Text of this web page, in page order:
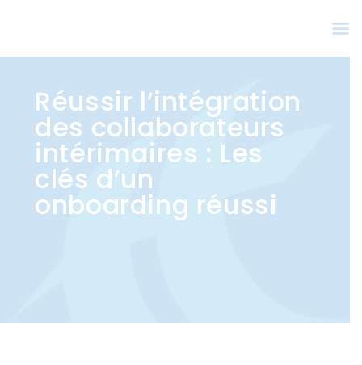
Réussir l’intégration
des collaborateurs
intérimaires : Les
clés d’un
onboarding réussi